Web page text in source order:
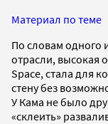
Материал по теме
По словам одного
отрасли, высокая
Space, стала для
стену без
У Кама не было
«склеить»